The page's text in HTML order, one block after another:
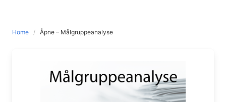
Home Åpne – Målgruppeanalyse